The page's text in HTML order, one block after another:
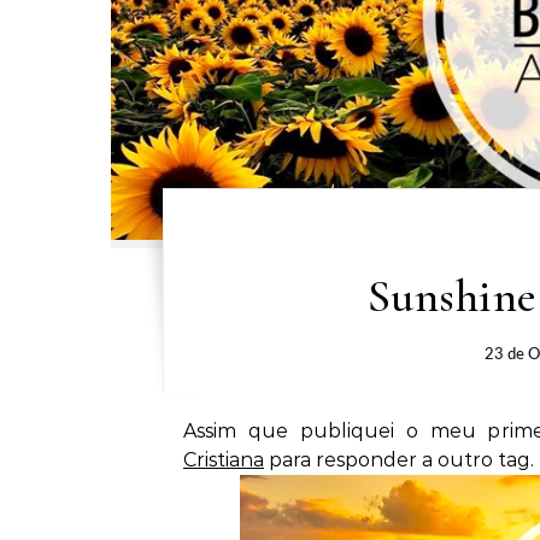
23 de
Assim que publiquei o meu
Cristiana para responder a outro tag.